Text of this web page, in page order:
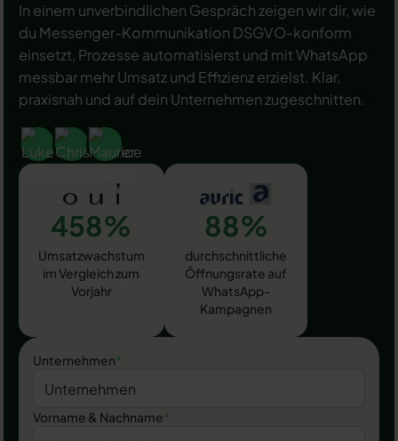
In einem unverbindlichen Gespräch zeigen wir dir, wie
du Messenger-Kommunikation DSGVO-konform
einsetzt, Prozesse automatisierst und mit WhatsApp
messbar mehr Umsatz und Effizienz erzielst. Klar,
praxisnah und auf dein Unternehmen zugeschnitten.
458%
Umsatzwachstum
im Vergleich zum
Vorjahr
88%
durchschnittliche
Öffnungsrate auf
WhatsApp-
Kampagnen
Unternehmen*
Vorname & Nachname*